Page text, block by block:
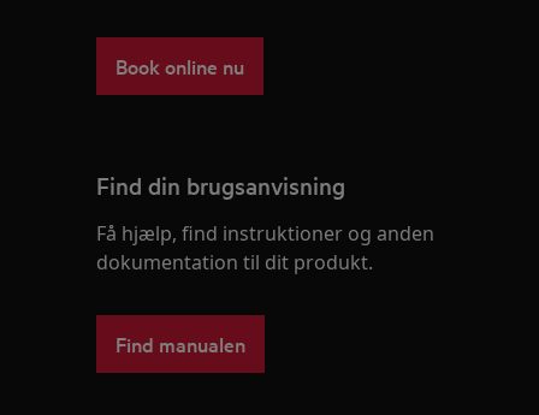
Book online nu
Find din brugsanvisning
Få hjælp, find instruktioner og anden
dokumentation til dit produkt.
Find manualen